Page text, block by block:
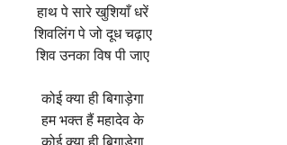
हाथ पे सारे खुशियाँ धरें
शिवलिंग पे जो दूध चढ़ाए
शिव उनका विष पी जाए
कोई क्या ही बिगाड़ेगा
हम भक्त हैं महादेव के
कोई क्या ही बिगाड़ेगा